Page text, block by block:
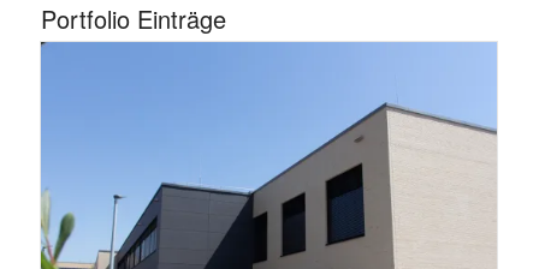
Portfolio Einträge